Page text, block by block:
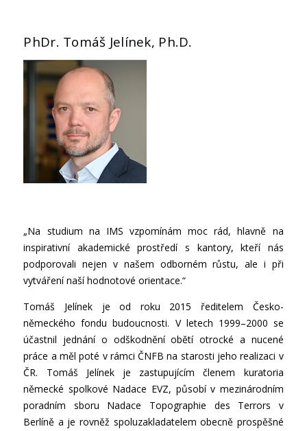
PhDr. Tomáš Jelínek, Ph.D.
„Na studium na IMS vzpomínám moc rád, hlavně na
inspirativní akademické prostředí s kantory, kteří nás
podporovali nejen v našem odborném růstu, ale i při
vytváření naší hodnotové orientace.“
Tomáš Jelínek je od roku 2015 ředitelem Česko-
německého fondu budoucnosti. V letech 1999–2000 se
účastnil jednání o odškodnění obětí otrocké a nucené
práce a měl poté v rámci ČNFB na starosti jeho realizaci v
ČR. Tomáš Jelínek je zastupujícím členem kuratoria
německé spolkové Nadace EVZ, působí v mezinárodním
poradním sboru Nadace Topographie des Terrors v
Berlíně a je rovněž spoluzakladatelem obecně prospěšné